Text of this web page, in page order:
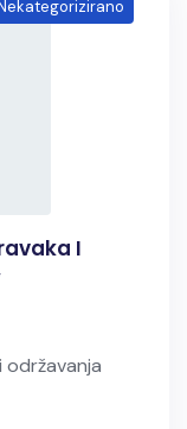
Nekategorizirano
I
održavanja